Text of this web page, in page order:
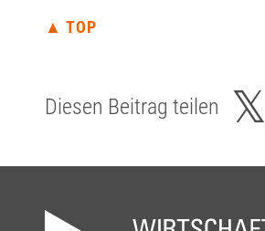
▲ TOP
Diesen Beitrag teilen